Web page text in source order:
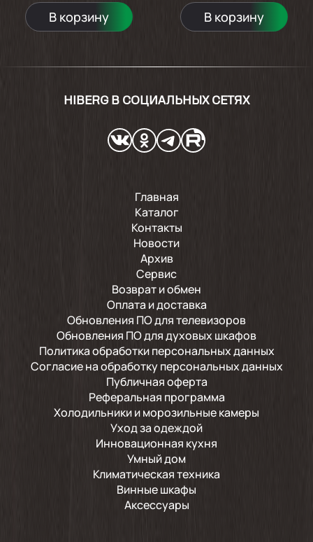
В корзину В корзину
HIBERG В СОЦИАЛЬНЫХ СЕТЯХ
Главная
Каталог
Контакты
Новости
Архив
Сервис
Возврат и обмен
Оплата и доставка
Обновления ПО для телевизоров
Обновления ПО для духовых шкафов
Политика обработки персональных данных
Согласие на обработку персональных данных
Публичная оферта
Реферальная программа
Холодильники и морозильные камеры
Уход за одеждой
Инновационная кухня
Умный дом
Климатическая техника
Винные шкафы
Аксессуары